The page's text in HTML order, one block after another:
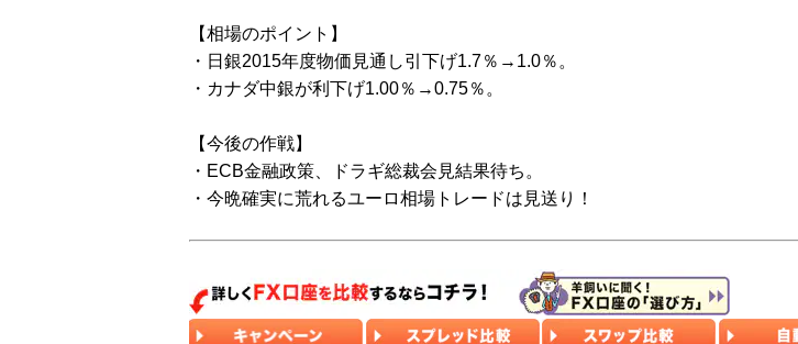
【相場のポイント】
・日銀2015年度物価見通し引下げ1.7％→1.0％。
・カナダ中銀が利下げ1.00％→0.75％。
【今後の作戦】
・ECB金融政策、ドラギ総裁会見結果待ち。
・今晩確実に荒れるユーロ相場トレードは見送り！